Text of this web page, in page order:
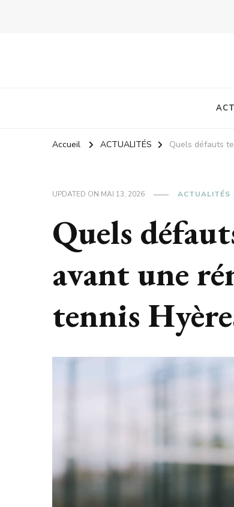
Accueil ACTUALITÉS Quels défauts
UPDATED ON MAI 13, 2026 ACTUALITÉS
Quels
avant une
tennis